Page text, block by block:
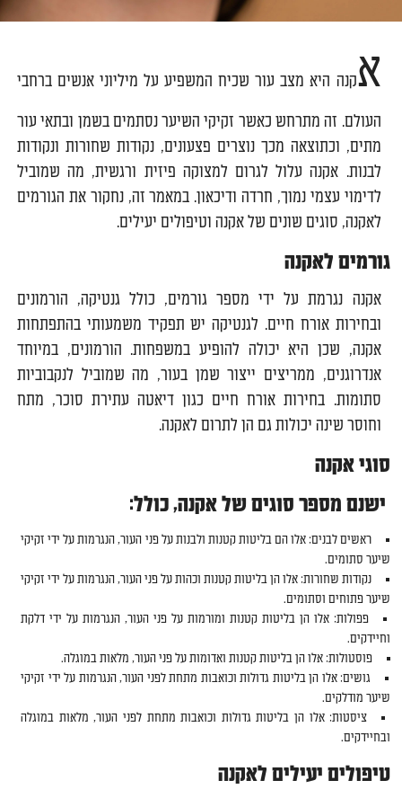
אקנה היא מצב עור שכיח המשפיע על מיליוני אנשים ברחבי
העולם. זה מתרחש כאשר זקיקי השיער נסתמים בשמן ובתאי עור
מתים, וכתוצאה מכך נוצרים פצעונים, נקודות שחורות ונקודות
לבנות. אקנה עלול לגרום למצוקה פיזית ורגשית, מה שמוביל
לדימוי עצמי נמוך, חרדה ודיכאון. במאמר זה, נחקור את הגורמים
לאקנה, סוגים שונים של אקנה וטיפולים יעילים.
גורמים לאקנה
אקנה נגרמת על ידי מספר גורמים, כולל גנטיקה, הורמונים
ובחירות אורח חיים. לגנטיקה יש תפקיד משמעותי בהתפתחות
אקנה, שכן היא יכולה להופיע במשפחות. הורמונים, במיוחד
אנדרוגנים, ממריצים ייצור שמן בעור, מה שמוביל לנקבוביות
סתומות. בחירות אורח חיים כגון דיאטה עתירת סוכר, מתח
וחוסר שינה יכולות גם הן לתרום לאקנה.
סוגי אקנה
ישנם מספר סוגים של אקנה, כולל:
ראשים לבנים: אלו הם בליטות קטנות ולבנות על פני העור, הנגרמות על ידי זקיקי
שיער סתומים.
נקודות שחורות: אלו הן בליטות קטנות וכהות על פני העור, הנגרמות על ידי זקיקי
שיער פתוחים וסתומים.
פפולות: אלו הן בליטות קטנות ומורמות על פני העור, הנגרמות על ידי דלקת
וחיידקים.
פוסטולות: אלו הן בליטות קטנות ואדומות על פני העור, מלאות במוגלה.
גושים: אלו הן בליטות גדולות וכואבות מתחת לפני העור, הנגרמות על ידי זקיקי
שיער מודלקים.
ציסטות: אלו הן בליטות גדולות וכואבות מתחת לפני העור, מלאות במוגלה
ובחיידקים.
טיפולים יעילים לאקנה